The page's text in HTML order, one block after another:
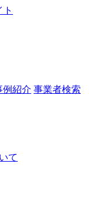
例紹介 事業者検索
て